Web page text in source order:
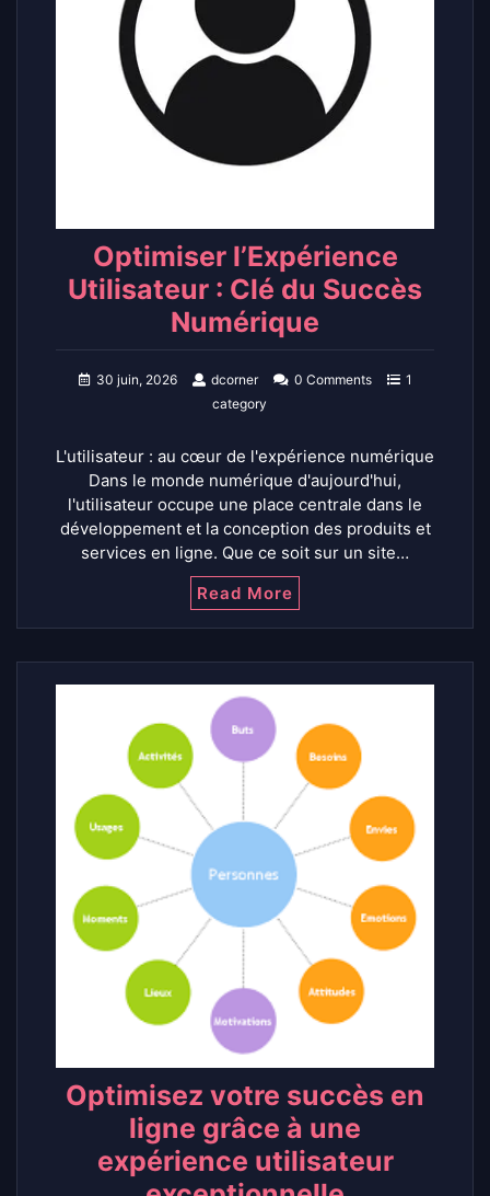
Optimiser l’Expérience
Utilisateur : Clé du Succès
Numérique
30 juin, 2026 dcorner 0 Comments
1
category
L'utilisateur : au cœur de l'expérience numérique
Dans le monde numérique d'aujourd'hui,
l'utilisateur occupe une place centrale dans le
développement et la conception des produits et
services en ligne. Que ce soit sur un site…
Read More
Optimisez votre succès en
ligne grâce à une
expérience utilisateur